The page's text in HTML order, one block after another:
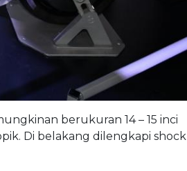
berukuran 14 – 15 inci
Di belakang dilengkapi shock